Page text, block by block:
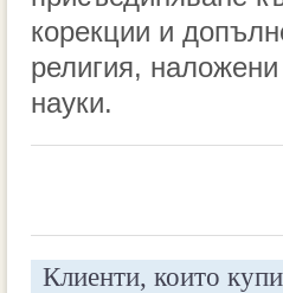
корекции и
религия,
науки.
Клиенти, които